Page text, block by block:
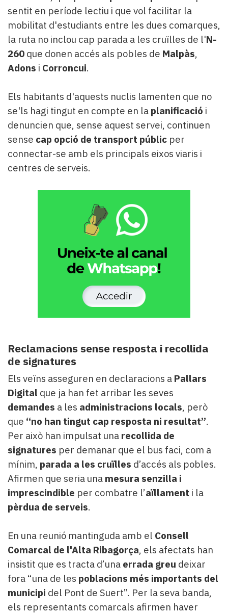
llegit...
Editorial
sentit en període lectiu i que vol facilitar la
mobilitat d'estudiants entre les dues comarques,
la ruta no inclou cap parada a les cruïlles de l'N-
260 que donen accés als pobles de Malpàs,
Adons i Corroncui.
Els habitants d'aquests nuclis lamenten que no
se'ls hagi tingut en compte en la planificació i
denuncien que, sense aquest servei, continuen
sense cap opció de transport públic per
connectar-se amb els principals eixos viaris i
centres de serveis.
Reclamacions sense resposta i recollida
de signatures
Els veïns asseguren en declaracions a Pallars
Digital que ja han fet arribar les seves
demandes a les administracions locals, però
que “no han tingut cap resposta ni resultat”.
Per això han impulsat una recollida de
signatures per demanar que el bus faci, com a
mínim, parada a les cruïlles d’accés als pobles.
Afirmen que seria una mesura senzilla i
imprescindible per combatre l’aïllament i la
pèrdua de serveis.
En una reunió mantinguda amb el Consell
Comarcal de l'Alta Ribagorça, els afectats han
insistit que es tracta d’una errada greu deixar
fora “una de les poblacions més importants del
municipi del Pont de Suert”. Per la seva banda,
els representants comarcals afirmen haver